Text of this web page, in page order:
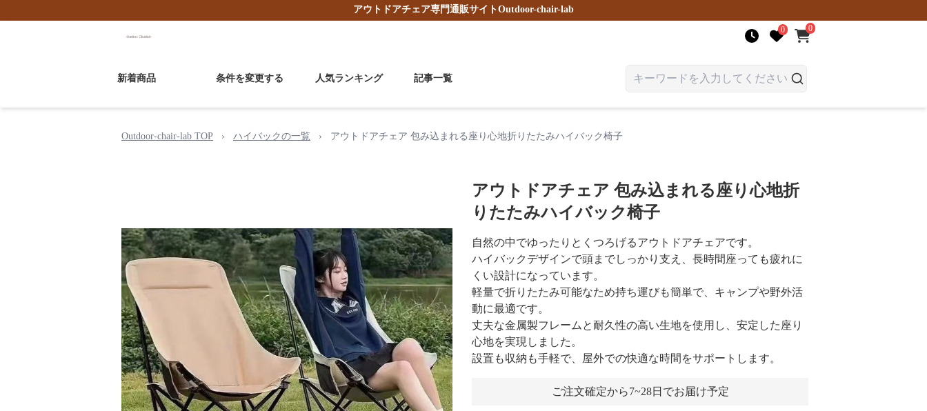
アウトドアチェア専門通販サイトOutdoor-chair-lab
0 0
新着商品 条件を変更する 人気ランキング 記事一覧
Outdoor-chair-lab TOP › ハイバックの一覧 › アウトドアチェア 包み込まれる座り心地折りたたみハイバック椅子
アウトドアチェア 包み込まれる座り心地折
りたたみハイバック椅子
自然の中でゆったりとくつろげるアウトドアチェアです。
ハイバックデザインで頭までしっかり支え、長時間座っても疲れに
くい設計になっています。
軽量で折りたたみ可能なため持ち運びも簡単で、キャンプや野外活
動に最適です。
丈夫な金属製フレームと耐久性の高い生地を使用し、安定した座り
心地を実現しました。
設置も収納も手軽で、屋外での快適な時間をサポートします。
ご注文確定から7~28日でお届け予定